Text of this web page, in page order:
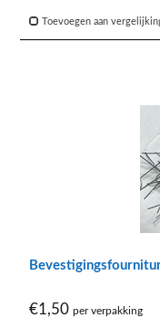
Toevoegen aan
€1,50 per verpakking